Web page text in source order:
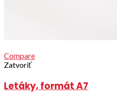
Compare
Zatvoriť
Letáky, formát A7